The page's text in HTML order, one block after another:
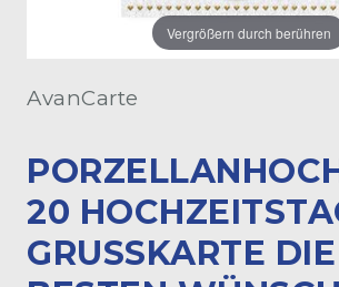
Vergrößern durch berühren
AvanCarte
20
GRUSSKARTE DIE B